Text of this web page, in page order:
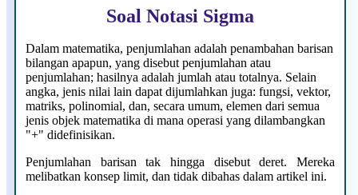
Soal Notasi Sigma
Dalam matematika, penjumlahan adalah penambahan barisan
bilangan apapun, yang disebut penjumlahan atau
penjumlahan; hasilnya adalah jumlah atau totalnya. Selain
angka, jenis nilai lain dapat dijumlahkan juga: fungsi, vektor,
matriks, polinomial, dan, secara umum, elemen dari semua
jenis objek matematika di mana operasi yang dilambangkan
"+" didefinisikan.
Penjumlahan barisan tak hingga disebut deret. Mereka
melibatkan konsep limit, dan tidak dibahas dalam artikel ini.